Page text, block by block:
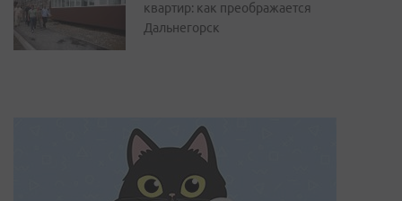
квартир: как преображается
Дальнегорск